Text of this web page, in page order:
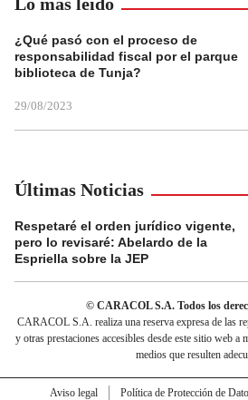
¿Qué pasó con el proceso de
responsabilidad fiscal por el parque
biblioteca de Tunja?
29/08/2023
Últimas Noticias
Respetaré el orden jurídico vigente,
pero lo revisaré: Abelardo de la
Espriella sobre la JEP
© CARACOL S.A. Todos los
CARACOL S.A. realiza una reserva expresa de las
y otras prestaciones accesibles desde este sitio web a
medios que resulten
Aviso legal Política de Protección de